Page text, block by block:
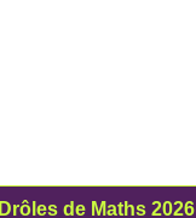
Drôles de Maths 2026